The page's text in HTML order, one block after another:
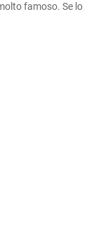
famoso. Se lo